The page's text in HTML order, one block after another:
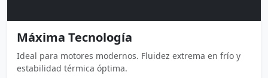
Máxima Tecnología
Ideal para motores modernos. Fluidez extrema en frío y
estabilidad térmica óptima.